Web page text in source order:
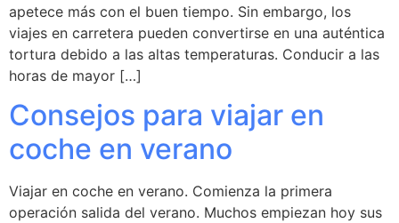
apetece más con el buen tiempo. Sin embargo, los
viajes en carretera pueden convertirse en una auténtica
tortura debido a las altas temperaturas. Conducir a las
horas de mayor […]
Consejos para viajar en
coche en verano
Viajar en coche en verano. Comienza la primera
operación salida del verano. Muchos empiezan hoy sus